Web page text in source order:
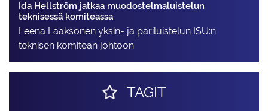
Ida Hellström jatkaa muodostelmaluistelun
teknisessä komiteassa
Leena Laaksonen yksin- ja pariluistelun ISU:n
teknisen komitean johtoon
TAGIT